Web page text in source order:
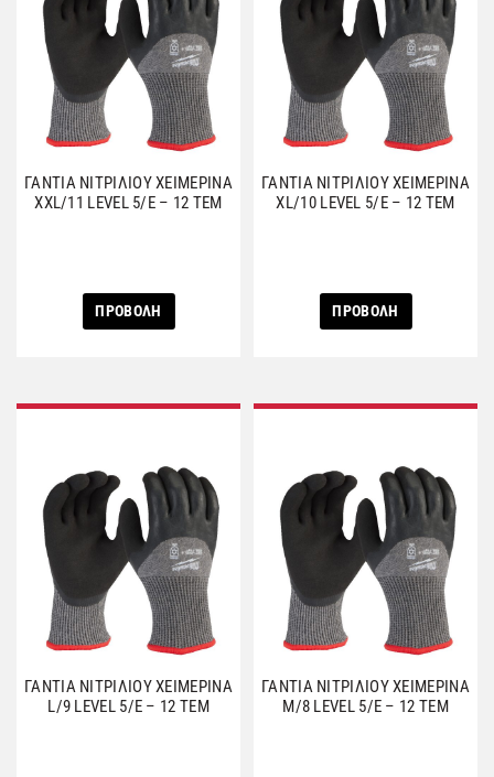
ΓΑΝΤΙΑ ΝΙΤΡΙΛΙΟΥ ΧΕΙΜΕΡΙΝΑ
XXL/11 LEVEL 5/E – 12 ΤΕΜ
ΠΡΟΒΟΛΗ
ΓΑΝΤΙΑ ΝΙΤΡΙΛΙΟΥ ΧΕΙΜΕΡΙΝΑ
XL/10 LEVEL 5/E – 12 ΤΕΜ
ΠΡΟΒΟΛΗ
ΓΑΝΤΙΑ ΝΙΤΡΙΛΙΟΥ ΧΕΙΜΕΡΙΝΑ
L/9 LEVEL 5/E – 12 ΤΕΜ
ΓΑΝΤΙΑ ΝΙΤΡΙΛΙΟΥ ΧΕΙΜΕΡΙΝΑ
M/8 LEVEL 5/E – 12 ΤΕΜ